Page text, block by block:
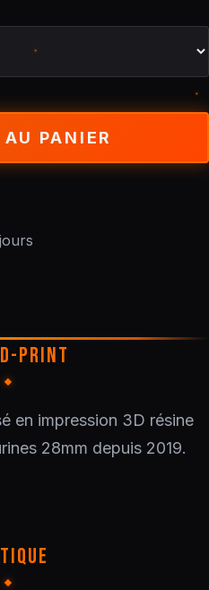
PANIER
PRINT
en impression 3D résine
28mm depuis 2019.